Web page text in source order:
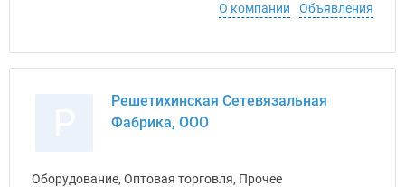
О компании
Объявления
Решетихинская Сетевязальная
Фабрика, ООО
Оборудование, Оптовая торговля, Прочее